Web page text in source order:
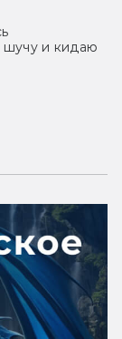
шучу и кидаю